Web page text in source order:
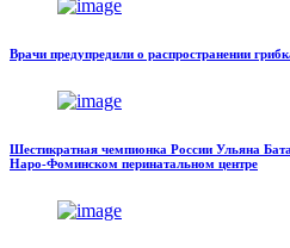
Врачи предупредили о распространении
Шестикратная чемпионка России Ульяна
Наро-Фоминском перинатальном центре